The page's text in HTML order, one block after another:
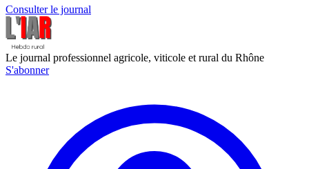
Consulter le journal
Le journal professionnel agricole, viticole et rural du Rhône
S'abonner